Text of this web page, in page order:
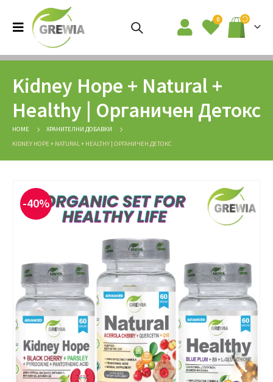
0
Kidney Hope + Natural +
Healthy | Органичен Детокс
HOME
ХРАНИТЕЛНИ ДОБАВКИ
KIDNEY HOPE + NATURAL + HEALTHY | ОРГАНИЧЕН ДЕТОКС
-40%